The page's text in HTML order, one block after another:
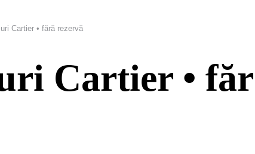
Cartier • fără rezervă
Cartier •